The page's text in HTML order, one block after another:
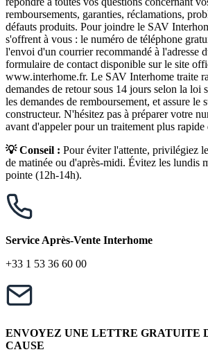
remboursements, garanties, réclamations,
défauts produits. Pour joindre le SAV
s'offrent à vous : le numéro de téléphone
l'envoi d'un courrier recommandé à l'adresse
formulaire de contact disponible sur le site
www.interhome.fr. Le SAV Interhome traite
demandes de retour sous 14 jours selon la loi
les demandes de remboursement, et assure le
constructeur. N'hésitez pas à préparer votre
avant d'appeler pour un traitement plus rapide
💡 Conseil : Pour éviter l'attente, privilégiez
de matinée ou d'après-midi. Évitez les lundis
pointe (12h-14h).
Service Après-Vente Interhome
+33 1 53 36 60 00
ENVOYEZ UNE LETTRE GRATUITE
CAUSE